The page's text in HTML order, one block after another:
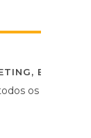
,
os